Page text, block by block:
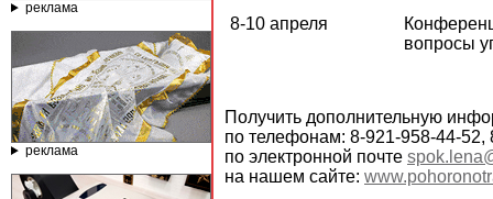
реклама
реклама
8-10 апреля
вопросы
Получить дополнительную
по телефонам: 8-921-958-44-52,
по электронной почте
на нашем сайте: